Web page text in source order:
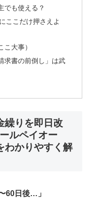
でも使える？
ここだけ押さえよ
大事）
求書の前倒し」は武
繰りを即日改
ルペイオー
わかりやすく解
60日後…」